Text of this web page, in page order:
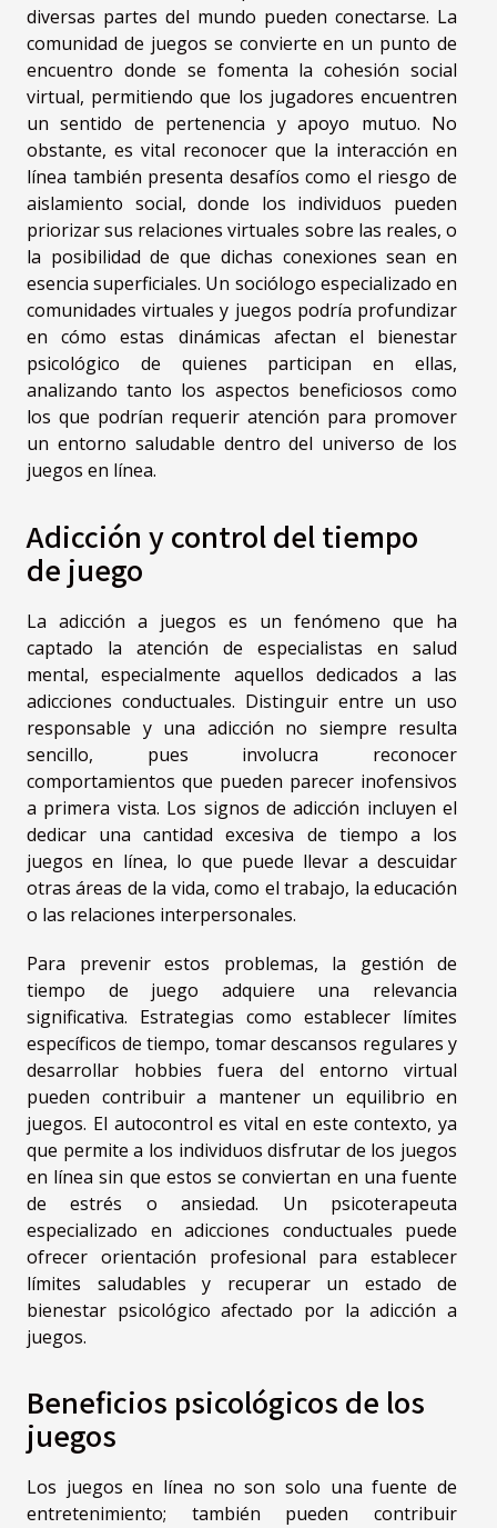
diversas partes del mundo pueden conectarse. La
comunidad de juegos se convierte en un punto de
encuentro donde se fomenta la cohesión social
virtual, permitiendo que los jugadores encuentren
un sentido de pertenencia y apoyo mutuo. No
obstante, es vital reconocer que la interacción en
línea también presenta desafíos como el riesgo de
aislamiento social, donde los individuos pueden
priorizar sus relaciones virtuales sobre las reales, o
la posibilidad de que dichas conexiones sean en
esencia superficiales. Un sociólogo especializado en
comunidades virtuales y juegos podría profundizar
en cómo estas dinámicas afectan el bienestar
psicológico de quienes participan en ellas,
analizando tanto los aspectos beneficiosos como
los que podrían requerir atención para promover
un entorno saludable dentro del universo de los
juegos en línea.
Adicción y control del tiempo
de juego
La adicción a juegos es un fenómeno que ha
captado la atención de especialistas en salud
mental, especialmente aquellos dedicados a las
adicciones conductuales. Distinguir entre un uso
responsable y una adicción no siempre resulta
sencillo, pues involucra reconocer
comportamientos que pueden parecer inofensivos
a primera vista. Los signos de adicción incluyen el
dedicar una cantidad excesiva de tiempo a los
juegos en línea, lo que puede llevar a descuidar
otras áreas de la vida, como el trabajo, la educación
o las relaciones interpersonales.
Para prevenir estos problemas, la gestión de
tiempo de juego adquiere una relevancia
significativa. Estrategias como establecer límites
específicos de tiempo, tomar descansos regulares y
desarrollar hobbies fuera del entorno virtual
pueden contribuir a mantener un equilibrio en
juegos. El autocontrol es vital en este contexto, ya
que permite a los individuos disfrutar de los juegos
en línea sin que estos se conviertan en una fuente
de estrés o ansiedad. Un psicoterapeuta
especializado en adicciones conductuales puede
ofrecer orientación profesional para establecer
límites saludables y recuperar un estado de
bienestar psicológico afectado por la adicción a
juegos.
Beneficios psicológicos de los
juegos
Los juegos en línea no son solo una fuente de
entretenimiento; también pueden contribuir